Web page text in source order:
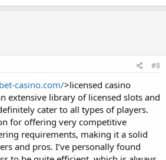
#8
casino.com/>licensed casino
extensive library of licensed slots and
cater to all types of players.
for offering very competitive
requirements, making it a solid
and pros. I’ve personally found